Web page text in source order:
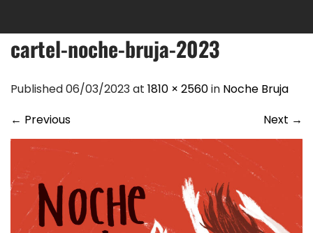
cartel-noche-bruja-2023
Published 06/03/2023 at 1810 × 2560in Noche Bruja
← Previous Next →